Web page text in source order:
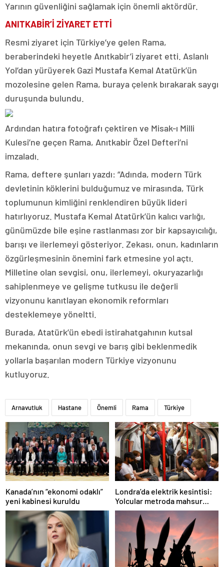
Yarının güvenliğini sağlamak için önemli aktördür.
ANITKABİR’İ ZİYARET ETTİ
Resmi ziyaret için Türkiye’ye gelen Rama,
beraberindeki heyetle Anıtkabir’i ziyaret etti. Aslanlı
Yol’dan yürüyerek Gazi Mustafa Kemal Atatürk’ün
mozolesine gelen Rama, buraya çelenk bırakarak saygı
duruşunda bulundu.
Ardından hatıra fotoğrafı çektiren ve Misak-ı Milli
Kulesi’ne geçen Rama, Anıtkabir Özel Defteri’ni
imzaladı.
Rama, deftere şunları yazdı: “Adında, modern Türk
devletinin köklerini bulduğumuz ve mirasında, Türk
toplumunun kimliğini renklendiren büyük lideri
hatırlıyoruz. Mustafa Kemal Atatürk’ün kalıcı varlığı,
günümüzde bile eşine rastlanması zor bir kapsayıcılığı,
barışı ve ilerlemeyi gösteriyor. Zekası, onun, kadınların
özgürleşmesinin önemini fark etmesine yol açtı.
Milletine olan sevgisi, onu, ilerlemeyi, okuryazarlığı
sahiplenmeye ve gelişme tutkusu ile değerli
vizyonunu kanıtlayan ekonomik reformları
desteklemeye yöneltti.
Burada, Atatürk’ün ebedi istirahatgahının kutsal
mekanında, onun sevgi ve barış gibi beklenmedik
yollarla başarılan modern Türkiye vizyonunu
kutluyoruz.
Arnavutluk Hastane Önemli Rama Türkiye
Kanada’nın “ekonomi odaklı”
yeni kabinesi kuruldu
Londra’da elektrik kesintisi:
Yolcular metroda mahsur
kaldı